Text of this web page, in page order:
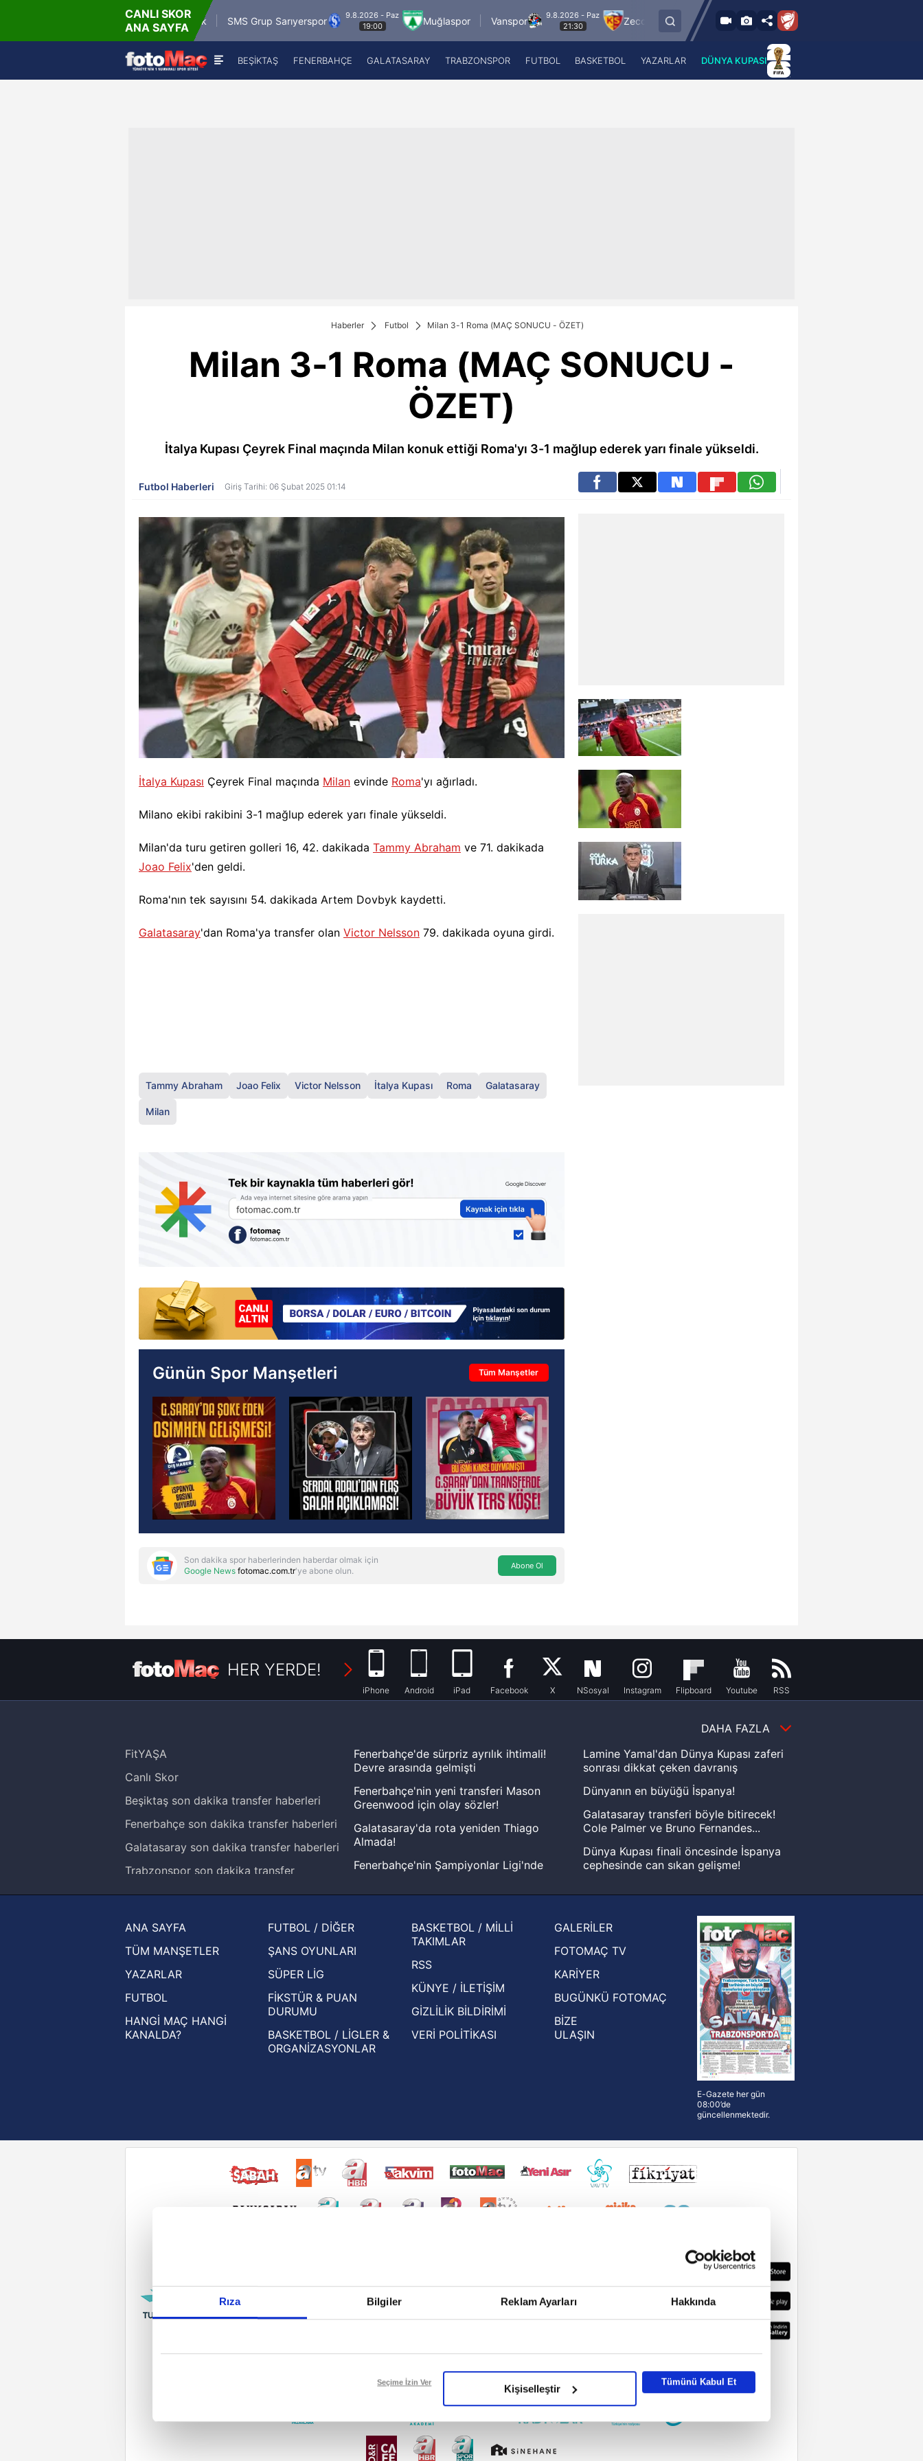
Rıza Bilgiler Reklam Ayarları Hakkında
Reddet
Seçime İzin Ver
Kişiselleştir
Tümünü Kabul Et
CANLI SKOR
ANA SAYFA
Misirli.com.tr Karagümrük SMS Grup Sarıyerspor
9.8.2026 - Paz
19:00
Muğlaspor Vanspor
9.8.2026 - Paz
21:30
Zecorner Kayserispor Sipay Bodrum FK
9.8.2026 - Paz
A Haber Radyo
BEŞİKTAŞ FENERBAHÇE GALATASARAY TRABZONSPOR FUTBOL BASKETBOL YAZARLAR DÜNYA KUPASI
Haberler Futbol Milan 3-1 Roma (MAÇ SONUCU - ÖZET)
Milan 3-1 Roma (MAÇ SONUCU -
ÖZET)
İtalya Kupası Çeyrek Final maçında Milan konuk ettiği Roma'yı 3-1 mağlup ederek yarı finale yükseldi.
Futbol Haberleri Giriş Tarihi: 06 Şubat 2025 01:14
İtalya Kupası Çeyrek Final maçında Milan evinde Roma'yı ağırladı.
Milano ekibi rakibini 3-1 mağlup ederek yarı finale yükseldi.
Milan'da turu getiren golleri 16, 42. dakikada Tammy Abraham ve 71. dakikada
Joao Felix'den geldi.
Roma'nın tek sayısını 54. dakikada Artem Dovbyk kaydetti.
Galatasaray'dan Roma'ya transfer olan Victor Nelsson 79. dakikada oyuna girdi.
Tammy Abraham Joao Felix Victor Nelsson İtalya Kupası Roma Galatasaray
Milan
Günün Spor Manşetleri Tüm Manşetler
Son dakika spor haberlerinden haberdar olmak için
Google News fotomac.com.tr'ye abone olun. Abone Ol
HER YERDE!
iPhone Android iPad Facebook X NSosyal Instagram Flipboard Youtube RSS
DAHA FAZLA
FitYAŞA
Canlı Skor
Beşiktaş son dakika transfer haberleri
Fenerbahçe son dakika transfer haberleri
Galatasaray son dakika transfer haberleri
Trabzonspor son dakika transfer
Ziraat Türkiye Kupası haberleri
UEFA Şampiyonlar Ligi haberleri
UEFA Avrupa Ligi haberleri
UEFA Konferans Ligi haberleri
Fenerbahçe'de sürpriz ayrılık ihtimali!
Devre arasında gelmişti
Fenerbahçe'nin yeni transferi Mason
Greenwood için olay sözler!
Galatasaray'da rota yeniden Thiago
Almada!
Fenerbahçe'nin Şampiyonlar Ligi'nde
Zabrze'yi elerlerse...
basından gündem olan manşetler!
Beşiktaş'ın UEFA Avrupa Ligi'nde 3. Ön
Eleme Turu muhtemel rakipleri belli oldu!
Lamine Yamal'dan Dünya Kupası zaferi
sonrası dikkat çeken davranış
Dünyanın en büyüğü İspanya!
Galatasaray transferi böyle bitirecek!
Cole Palmer ve Bruno Fernandes...
Dünya Kupası finali öncesinde İspanya
cephesinde can sıkan gelişme!
Hernan Crespo, Meksika Ligi
ekiplerinden Atlas'ın yeni teknik direktörü
oldu
ANA SAYFA
TÜM MANŞETLER
YAZARLAR
FUTBOL
HANGİ MAÇ HANGİ
KANALDA?
FUTBOL / DİĞER
ŞANS OYUNLARI
SÜPER LİG
FİKSTÜR & PUAN
DURUMU
BASKETBOL / LİGLER &
ORGANİZASYONLAR
BASKETBOL / MİLLİ
TAKIMLAR
RSS
KÜNYE / İLETİŞİM
GİZLİLİK BİLDİRİMİ
VERİ POLİTİKASI
GALERİLER
FOTOMAÇ TV
KARİYER
BUGÜNKÜ FOTOMAÇ
BİZE
ULAŞIN
E-Gazete her gün
08:00’de
güncellenmektedir.